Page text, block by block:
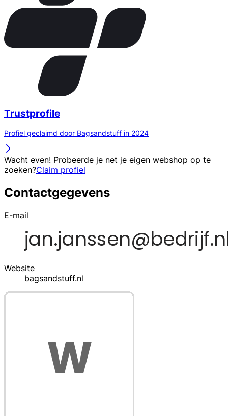
Trustprofile
Profiel geclaimd door Bagsandstuff in 2024
Wacht even! Probeerde je net je eigen webshop op te
zoeken?Claim profiel
Contactgegevens
E-mail
Website
bagsandstuff.nl